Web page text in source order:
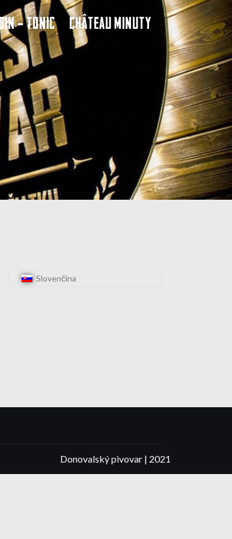
– Tonic
Château Minuty
Slovenčina
Donovalský pivovar | 2021